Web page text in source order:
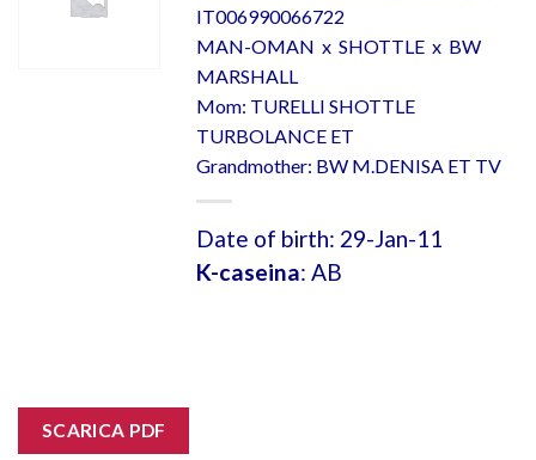
IT006990066722
MAN-OMAN x SHOTTLE x BW
MARSHALL
Mom: TURELLI SHOTTLE
TURBOLANCE ET
Grandmother: BW M.DENISA ET TV
Date of birth: 29-Jan-11
K-caseina: AB
SCARICA PDF